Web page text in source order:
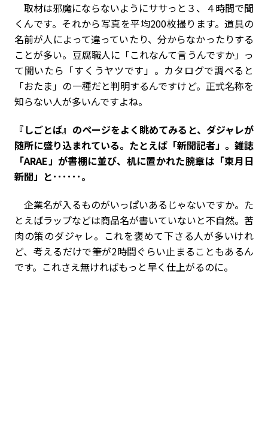
取材は邪魔にならないようにササっと３、４時間で聞
くんです。それから写真を平均200枚撮ります。道具の
名前が人によって違っていたり、分からなかったりする
ことが多い。豆腐職人に「これなんて言うんですか」っ
て聞いたら「すくうヤツです」。カタログで調べると
「おたま」の一種だと判明するんですけど。正式名称を
知らない人が多いんですよね。
――『しごとば』のページをよく眺めてみると、ダジャレが
随所に盛り込まれている。たとえば「新聞記者」。雑誌
「ARAE」が書棚に並び、机に置かれた腕章は「東月日
新聞」と･･････。
企業名が入るものがいっぱいあるじゃないですか。た
とえばラップなどは商品名が書いていないと不自然。苦
肉の策のダジャレ。これを褒めて下さる人が多いけれ
ど、考えるだけで筆が2時間ぐらい止まることもあるん
です。これさえ無ければもっと早く仕上がるのに。